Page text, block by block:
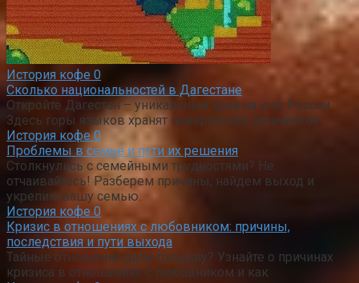
История кофе 0
Сколько национальностей в Дагестане
Откройте Дагестан – уникальный край на юге России.
Здесь горы языков хранят невероятное этническое
История кофе 0
Проблемы в семье и пути их решения
Столкнулись с семейными трудностями? Не
отчаивайтесь! Разберем причины, найдем выход и
укрепим вашу семью.
История кофе 0
Кризис в отношениях с любовником: причины,
последствия и пути выхода
Тайные отношения дали трещину? Узнайте о причинах
кризиса в отношениях с любовником и как